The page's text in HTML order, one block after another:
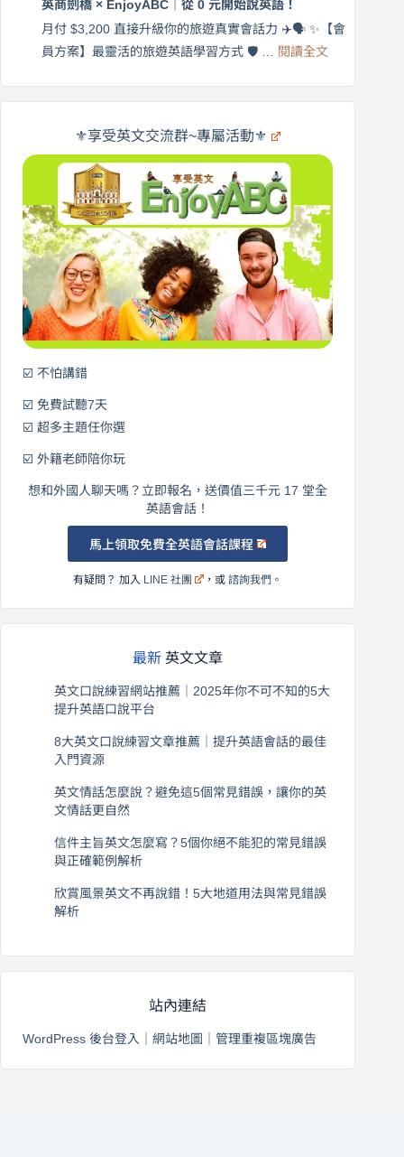
在
×
享
口
說
英商劍橋 × EnjoyABC｜從 0 元開始說英語！
月付 $3,200 直接升級你的旅遊真實會話力 ✈️🗣️ ✨【會
員方案】最靈活的旅遊英語學習方式 🛡️ … 閱讀全文:
商
劍
｜
元
英
語！
⚜️享受英文交流群~專屬活動⚜️
☑️ 不怕講錯
☑️ 免費試聽7天
☑️ 超多主題任你選
☑️ 外籍老師陪你玩
想和外國人聊天嗎？立即報名，送價值三千元 17 堂全
英語會話！
馬上領取免費全英語會話課程
有疑問？ 加入 LINE 社團 ，或諮詢我們 。
最新 英文文章
英文口說練習網站推薦｜2025年你不可不知的5大
提升英語口說平台
8大英文口說練習文章推薦｜提升英語會話的最佳
入門資源
英文情話怎麼說？避免這5個常見錯誤，讓你的英
文情話更自然
信件主旨英文怎麼寫？5個你絕不能犯的常見錯誤
與正確範例解析
欣賞風景英文不再說錯！5大地道用法與常見錯誤
解析
站內連結
WordPress 後台登入 網站地圖 管理重複區塊廣告